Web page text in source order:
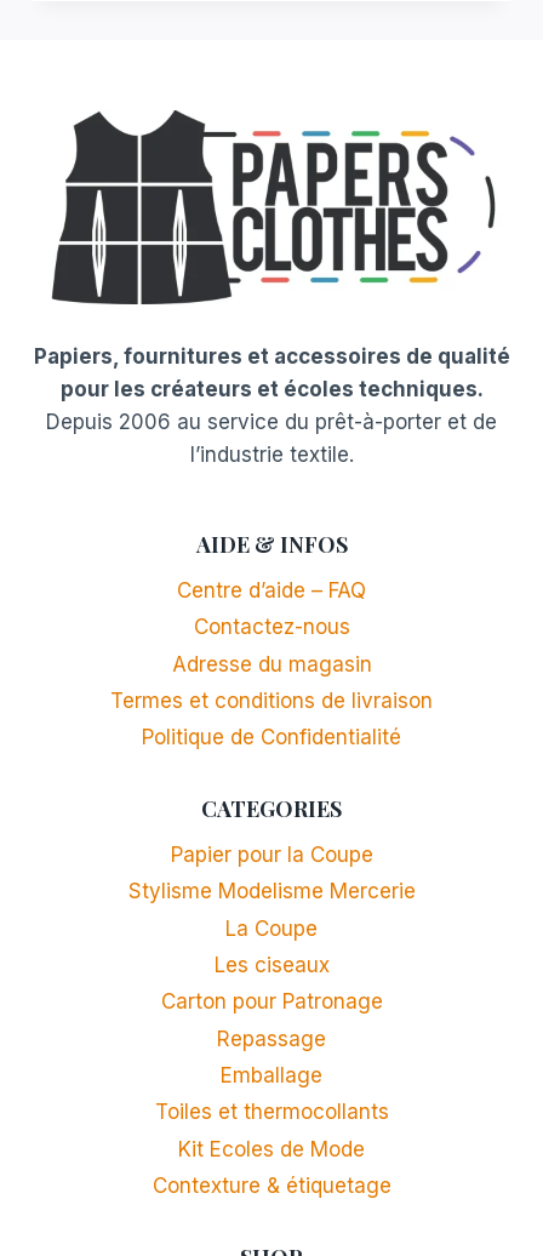
Papiers, fournitures et accessoires de qualité
pour les créateurs et écoles techniques.
Depuis 2006 au service du prêt-à-porter et de
l’industrie textile.
AIDE & INFOS
Centre d’aide – FAQ
Contactez-nous
Adresse du magasin
Termes et conditions de livraison
Politique de Confidentialité
CATEGORIES
Papier pour la Coupe
Stylisme Modelisme Mercerie
La Coupe
Les ciseaux
Carton pour Patronage
Repassage
Emballage
Toiles et thermocollants
Kit Ecoles de Mode
Contexture & étiquetage